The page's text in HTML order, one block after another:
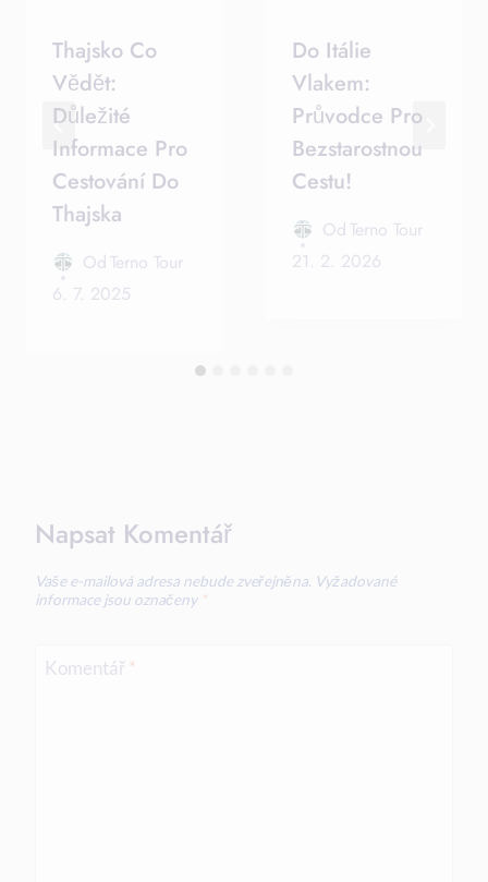
Thajsko Co
Vědět:
Důležité
Informace Pro
Cestování Do
Thajska
Od Terno Tour
6. 7. 2025
Do Itálie
Vlakem:
Průvodce Pro
Bezstarostnou
Cestu!
Od Terno Tour
21. 2. 2026
Napsat Komentář
Vaše e-mailová adresa nebude zveřejněna. Vyžadované
informace jsou označeny *
Komentář *